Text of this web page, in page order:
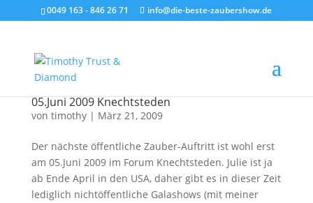
0049 163 - 846 26 71 info@die-beste-zaubershow.de
05.Juni 2009 Knechtsteden
von timothy| März 21, 2009
Der nächste öffentliche Zauber-Auftritt ist wohl erst
am 05.Juni 2009 im Forum Knechtsteden. Julie ist ja
ab Ende April in den USA, daher gibt es in dieser Zeit
lediglich nichtöffentliche Galashows (mit meiner